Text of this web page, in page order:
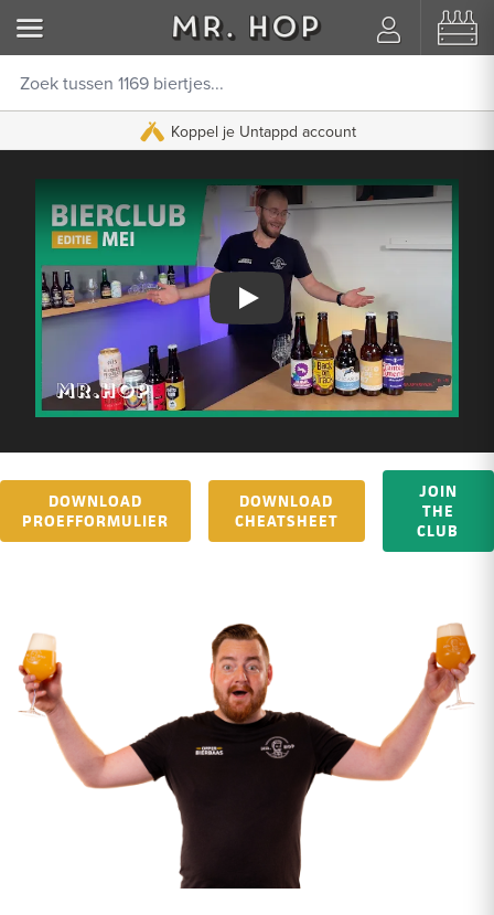
Koppel je Untappd account
Video afspelen
DOWNLOAD
PROEFFORMULIER
DOWNLOAD
CHEATSHEET
JOIN
THE
CLUB